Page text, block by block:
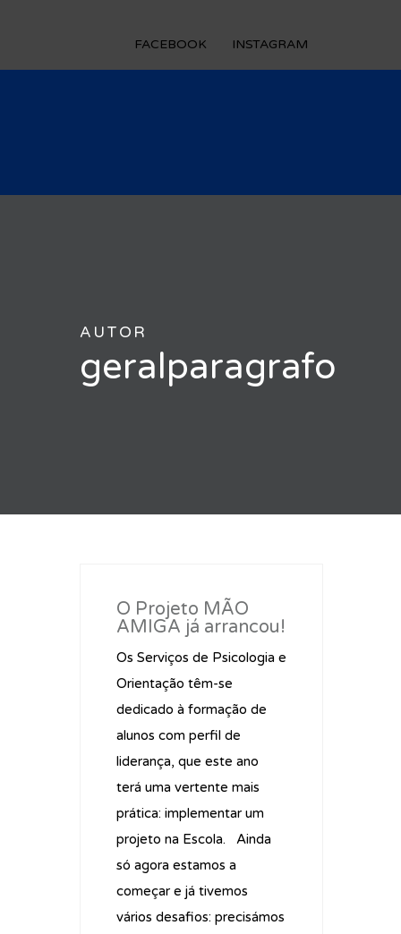
FACEBOOK INSTAGRAM
AUTOR
geralparagrafo
O Projeto MÃO
AMIGA já arrancou!
Os Serviços de Psicologia e
Orientação têm-se
dedicado à formação de
alunos com perfil de
liderança, que este ano
terá uma vertente mais
prática: implementar um
projeto na Escola. Ainda
só agora estamos a
começar e já tivemos
vários desafios: precisámos